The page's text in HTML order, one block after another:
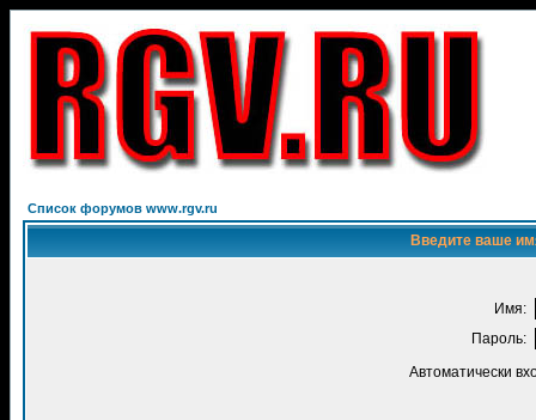
Список форумов www.rgv.ru
Введите ваше
Имя:
Пароль:
Автоматически